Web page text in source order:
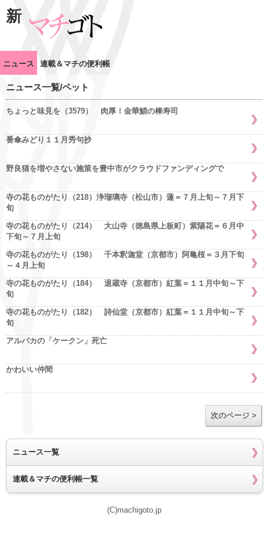
新
ニュース 連載＆マチの便利帳
ニュース一覧/ペット
ちょっと味見を（3579） 肉厚！金華鯖の棒寿司
番傘みどり１１月秀句抄
野良猫を増やさない施策を豊中市がクラウドファンディングで
寺の花ものがたり（218）浄瑠璃寺（松山市）蓮＝７月上旬～７月下
旬
寺の花ものがたり（214） 大山寺（徳島県上板町）紫陽花＝６月中
下旬～７月上旬
寺の花ものがたり（198） 千本釈迦堂（京都市）阿亀桜＝３月下旬
～４月上旬
寺の花ものがたり（184） 退蔵寺（京都市）紅葉＝１１月中旬～下
旬
寺の花ものがたり（182） 詩仙堂（京都市）紅葉＝１１月中旬～下
旬
アルパカの「ケークン」死亡
かわいい仲間
次のページ >
ニュース一覧
連載＆マチの便利帳一覧
(C)machigoto.jp